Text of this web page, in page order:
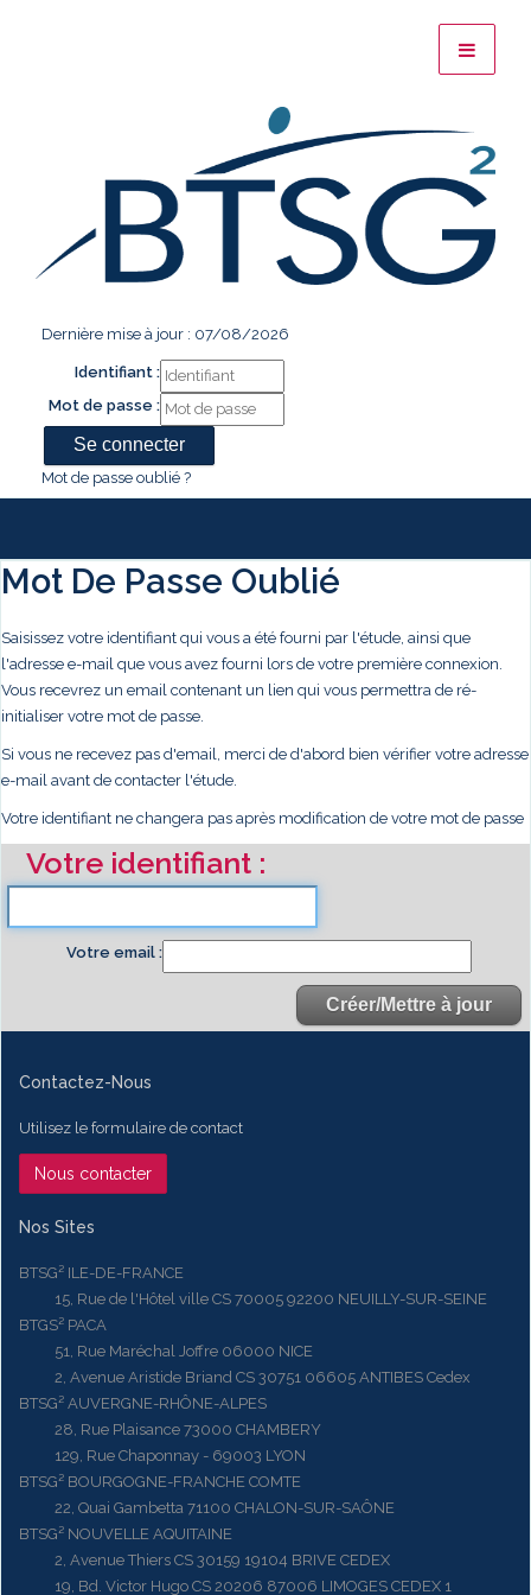
Dernière mise à jour : 07/08/2026
Identifiant :
Mot de passe :
Mot de passe oublié ?
Mot De Passe Oublié
Saisissez votre identifiant qui vous a été fourni par l'étude, ainsi que
l'adresse e-mail que vous avez fourni lors de votre première connexion.
Vous recevrez un email contenant un lien qui vous permettra de ré-
initialiser votre mot de passe.
Si vous ne recevez pas d'email, merci de d'abord bien vérifier votre adresse
e-mail avant de contacter l'étude.
Votre identifiant ne changera pas après modification de votre mot de passe
Votre identifiant
Votre email
Contactez-Nous
Utilisez le formulaire de contact
Nous contacter
Nos Sites
BTSG² ILE-DE-FRANCE
15, Rue de l'Hôtel ville CS 70005 92200 NEUILLY-SUR-SEINE
BTGS² PACA
51, Rue Maréchal Joffre 06000 NICE
2, Avenue Aristide Briand CS 30751 06605 ANTIBES Cedex
BTSG² AUVERGNE-RHÔNE-ALPES
28, Rue Plaisance 73000 CHAMBERY
129, Rue Chaponnay - 69003 LYON
BTSG² BOURGOGNE-FRANCHE COMTE
22, Quai Gambetta 71100 CHALON-SUR-SAÔNE
BTSG² NOUVELLE AQUITAINE
2, Avenue Thiers CS 30159 19104 BRIVE CEDEX
19, Bd. Victor Hugo CS 20206 87006 LIMOGES CEDEX 1